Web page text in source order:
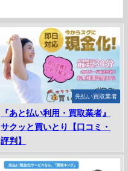
先払い買取業者
『あと払い利用・買取業者』
サクッと買いとり【口コミ・
評判】